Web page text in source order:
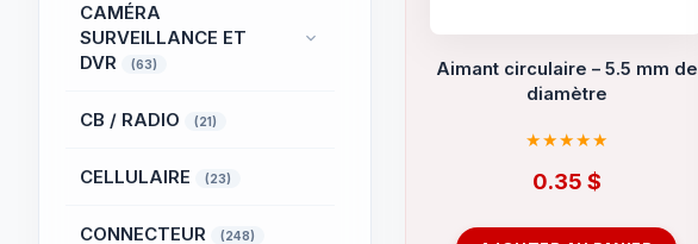
CAMÉRA
SURVEILLANCE ET
DVR
(63)
CB / RADIO (21)
CELLULAIRE (23)
CONNECTEUR (248)
Aimant circulaire – 5.5 mm de
diamètre
0.35 $